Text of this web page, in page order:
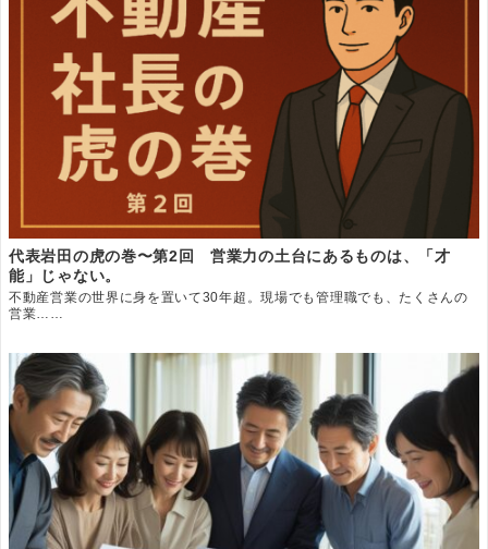
代表岩田の虎の巻〜第2回 営業力の土台にあるものは、「才
能」じゃない。
不動産営業の世界に身を置いて30年超。現場でも管理職でも、たくさんの
営業……